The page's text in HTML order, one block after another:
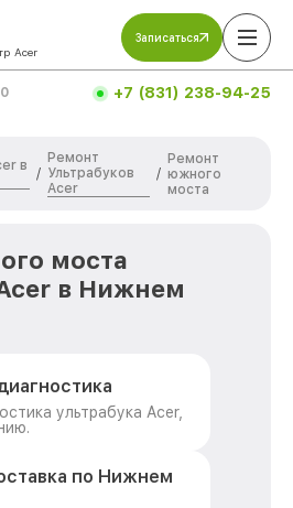
Acer
Записаться
+7 (831) 238-94-25
в
/
Ремонт
Ультрабуков
Acer
/
Ремонт
южного
моста
моста
в Нижнем
ультрабука Acer,
по Нижнем